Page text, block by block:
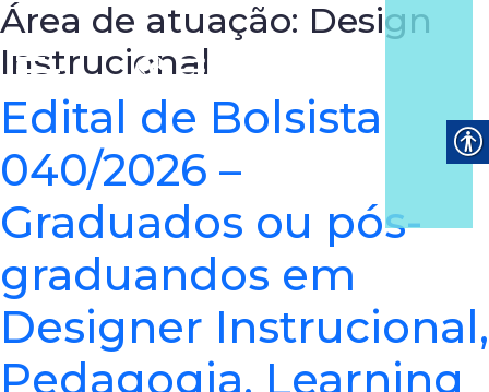
Área de atuação: Design
Instrucional
Edital de Bolsista
040/2026 –
Graduados ou pós-
graduandos em
Designer Instrucional,
Pedagogia, Learning